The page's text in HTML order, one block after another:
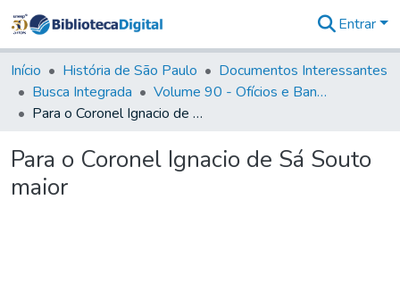
&
Coleções
Tudo na
Biblioteca
Estatísticas
Entrar
Início História de São Paulo
Documentos Interessantes
Busca Integrada
Volume 90 - Ofícios e Bandos do Capitão General, Conde de Palma, aos funcionários da Capitania (1814- 1817)
Para o Coronel Ignacio de Sá Souto maior
Para o Coronel Ignacio de Sá Souto
maior